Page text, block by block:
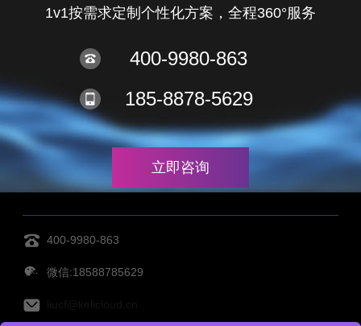
1v1按需求定制个性化方案，全程360°服务
400-9980-863
185-8878-5629
立即咨询
400-9980-863
微信:18588785629